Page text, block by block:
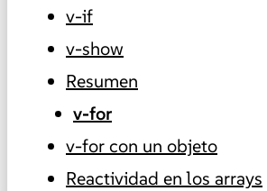
v-if
v-show
Resumen
v-for
v-for con un objeto
Reactividad en los arrays